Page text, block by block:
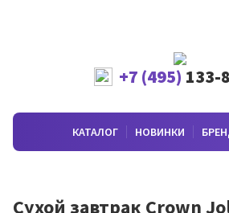
+7 (495) 133-
КАТАЛОГ НОВИНКИ
Сухой завтрак Crown